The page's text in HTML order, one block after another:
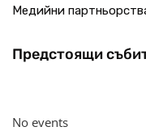
Медийни
Предстоящи
No events